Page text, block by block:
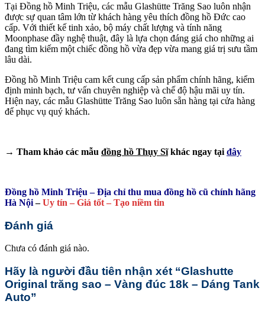
Tại Đồng hồ Minh Triệu, các mẫu Glashütte Trăng Sao luôn nhận
được sự quan tâm lớn từ khách hàng yêu thích đồng hồ Đức cao
cấp. Với thiết kế tinh xảo, bộ máy chất lượng và tính năng
Moonphase đầy nghệ thuật, đây là lựa chọn đáng giá cho những ai
đang tìm kiếm một chiếc đồng hồ vừa đẹp vừa mang giá trị sưu tầm
lâu dài.
Đồng hồ Minh Triệu cam kết cung cấp sản phẩm chính hãng, kiểm
định minh bạch, tư vấn chuyên nghiệp và chế độ hậu mãi uy tín.
Hiện nay, các mẫu Glashütte Trăng Sao luôn sẵn hàng tại cửa hàng
để phục vụ quý khách.
→ Tham khảo các mẫu đồng hồ Thụy Sĩkhác ngay tại đây
Đồng hồ Minh Triệu – Địa chỉ thu mua đồng hồ cũ chính hãng
Hà Nội–Uy tín – Giá tốt – Tạo niềm tin
Đánh giá
Chưa có đánh giá nào.
Hãy là người đầu tiên nhận xét “Glashutte
Original trăng sao – Vàng đúc 18k – Dáng Tank
Auto”